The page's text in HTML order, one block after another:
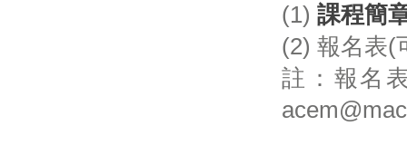
(1) 課程簡
(2) 報名表(
註：報名